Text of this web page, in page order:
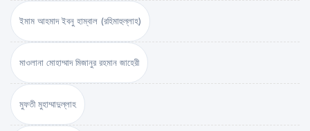
ইমাম আহমাদ ইবনু হাম্বাল (রহিমাহুল্লাহ)
মাওলানা মোহাম্মাদ মিজানুর রহমান জাহেরী
মুফতী মুহাম্মাদুল্লাহ